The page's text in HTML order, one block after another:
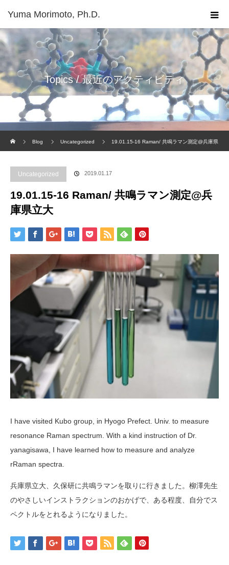
Yuma Morimoto, Ph.D.
Topics / 最近のアクティビティ
Blog
Uncategorized 19.01.15-16 Raman/ 共鳴ラマン測定@兵庫県
Uncategorized 2019.01.17
19.01.15-16 Raman/ 共鳴ラマン測定@兵
庫県立大
I have visited Kubo group, in Hyogo Prefect. Univ. to measure
resonance Raman spectrum. With a kind instruction of Dr.
yanagisawa, I have learned how to measure and analyze
rRaman spectra.
兵庫県立大、久保研に共鳴ラマンを取りに行きました。柳澤先生
のやさしいインストラクションのおかげで、ある程度、自分でス
ペクトルをとれるようになりました。